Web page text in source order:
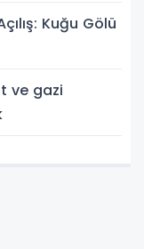
Kuğu Gölü
ve gazi